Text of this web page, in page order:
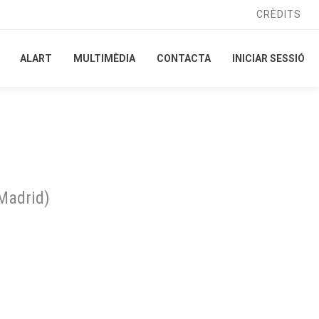
CRÈDITS
ALART MULTIMÈDIA CONTACTA INICIAR SESSIÓ
CRÈDITS
ALART MULTIMÈDIA CONTACTA INICIAR SESSIÓ
)